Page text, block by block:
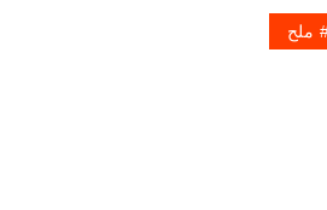
ملح